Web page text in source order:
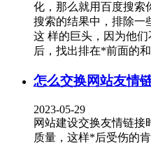
化，那么就用百度搜索
搜索的结果中，排除一
这 样的巨头，因为他
后，找出排在*前面的
怎么交换网站友情
2023-05-29
网站建设交换友情链接
质量，这样*后受伤的